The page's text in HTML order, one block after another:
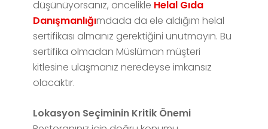
düşünüyorsanız, öncelikle Helal Gıda
Danışmanlığımdada da ele aldığım helal
sertifikası almanız gerektiğini unutmayın. Bu
sertifika olmadan Müslüman müşteri
kitlesine ulaşmanız neredeyse imkansız
olacaktır.
Lokasyon Seçiminin Kritik Önemi